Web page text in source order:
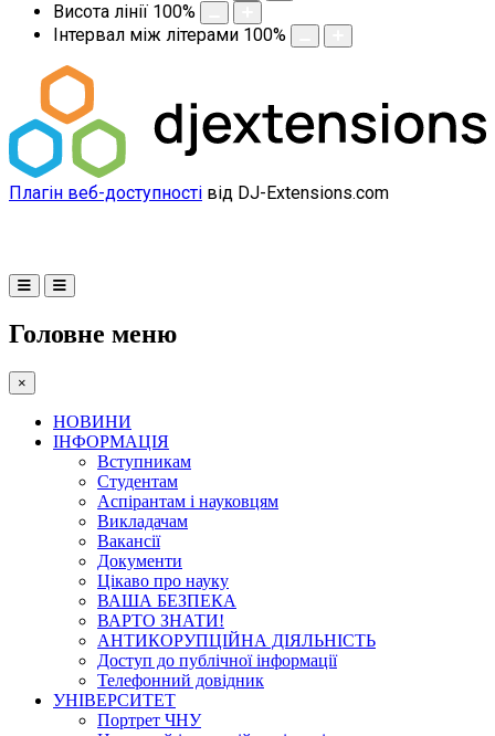
Висота лінії 100%
Інтервал між літерами 100%
Плагін веб-доступності від DJ-Extensions.com
Головне меню
×
НОВИНИ
ІНФОРМАЦІЯ
Вступникам
Студентам
Аспірантам і науковцям
Викладачам
Вакансії
Документи
Цікаво про науку
ВАША БЕЗПЕКА
ВАРТО ЗНАТИ!
АНТИКОРУПЦІЙНА ДІЯЛЬНІСТЬ
Доступ до публічної інформації
Телефонний довідник
УНІВЕРСИТЕТ
Портрет ЧНУ